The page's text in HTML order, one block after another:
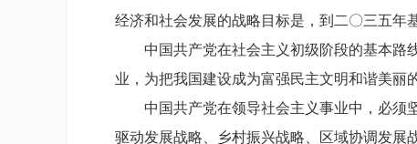
经济和社会发展的战略目标是，到二〇三五年
中国共产党在社会主义初级阶段的基本路线
业，为把我国建设成为富强民主文明和谐美丽
中国共产党在领导社会主义事业中，必须坚
驱动发展战略、乡村振兴战略、区域协调发展